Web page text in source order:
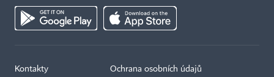
Kontakty Ochrana osobních údajů